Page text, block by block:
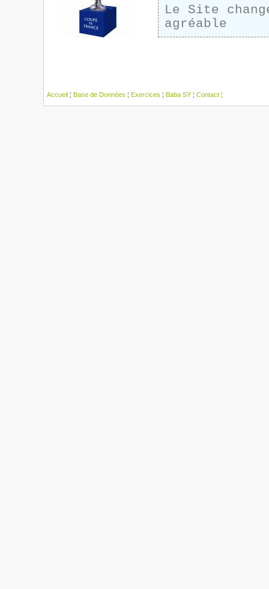
Le Site
agréable
Accueil¦ Base de Données ¦ Exercices ¦ Baba SY¦ Contact ¦